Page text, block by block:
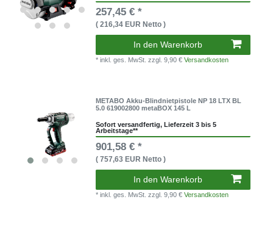
257,45 € *
( 216,34 EUR Netto )
In den Warenkorb
* inkl. ges. MwSt.zzgl. 9,90 €Versandkosten
METABO Akku-Blindnietpistole NP 18 LTX BL
5.0 619002800 metaBOX 145 L
Sofort versandfertig, Lieferzeit 3 bis 5
Arbeitstage**
901,58 € *
( 757,63 EUR Netto )
In den Warenkorb
* inkl. ges. MwSt.zzgl. 9,90 €Versandkosten